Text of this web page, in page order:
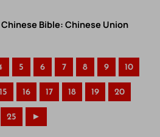
Bible: Chinese Union
5 6 7 8 9 10
15 16 17 18 19 20
25 ►